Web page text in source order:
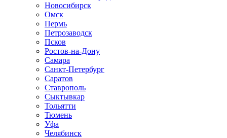
Новосибирск
Омск
Пермь
Петрозаводск
Псков
Ростов-на-Дону
Самара
Санкт-Петербург
Саратов
Ставрополь
Сыктывкар
Тольятти
Тюмень
Уфа
Челябинск